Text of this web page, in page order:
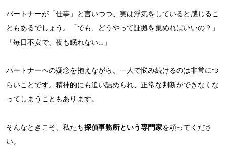
パートナーが「仕事」と言いつつ、実は浮気をしていると感じるこ
ともあるでしょう。「でも、どうやって証拠を集めればいいの？」
「毎日不安で、夜も眠れない…」
パートナーへの疑念を抱えながら、一人で悩み続けるのは非常につ
らいことです。精神的にも追い詰められ、正常な判断ができなくな
ってしまうこともあります。
そんなときこそ、私たち探偵事務所という専門家を頼ってくださ
い。